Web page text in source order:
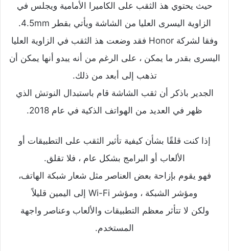
حيث يحتوي هذ الثقب على الكاميرا الأمامية ويجلس في
الزاوية اليسرى العليا من الشاشة ويأتي بقطر 4.5mm.
وفقا لشركة Honor فقد وضعت هذ الثقب في الزاوية العليا
اليسرى بقدر ما يمكن ، على الرغم من أنه يبدو أنها يمكن أن
تذهب إلى أبعد من ذلك.
الجدير باذكر أن ثقب الشاشة قام باستبدال النوتش الذي
ظهر في العديد من الهواتف الذكية في عام 2018.
إذا كنت قلقًا بشأن كيفية تأثير الثقب على التطبيقات أو
الألعاب أو البرامج بشكل عام ، فلا تقلق.
فهو يقوم بإزاحة بعض العناصر مثل شعار شبكة الهاتف،
ومؤشر الشبكة ، ومؤشر Wi-Fi إلى اليمين قليلاً
ولكن لا تتأثر معظم التطبيقات والألعاب وعناصر واجهة
المستخدم.